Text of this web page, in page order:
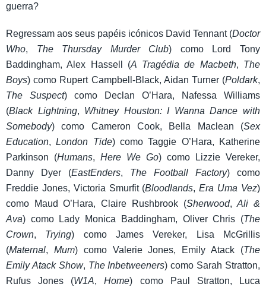
guerra?
Regressam aos seus papéis icónicos David Tennant (Doctor
Who, The Thursday Murder Club) como Lord Tony
Baddingham, Alex Hassell (A Tragédia de Macbeth, The
Boys) como Rupert Campbell-Black, Aidan Turner (Poldark,
The Suspect) como Declan O’Hara, Nafessa Williams
(Black Lightning, Whitney Houston: I Wanna Dance with
Somebody) como Cameron Cook, Bella Maclean (Sex
Education,London Tide) como Taggie O’Hara, Katherine
Parkinson (Humans, Here We Go) como Lizzie Vereker,
Danny Dyer (EastEnders, The Football Factory) como
Freddie Jones, Victoria Smurfit (Bloodlands,Era Uma Vez)
como Maud O’Hara, Claire Rushbrook (Sherwood,Ali &
Ava) como Lady Monica Baddingham, Oliver Chris (The
Crown, Trying) como James Vereker, Lisa McGrillis
(Maternal, Mum) como Valerie Jones, Emily Atack (The
Emily Atack Show, The Inbetweeners) como Sarah Stratton,
Rufus Jones (W1A,Home) como Paul Stratton, Luca